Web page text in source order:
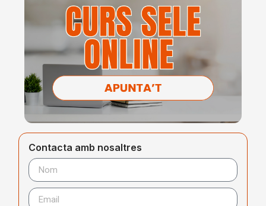
Contacta amb nosaltres